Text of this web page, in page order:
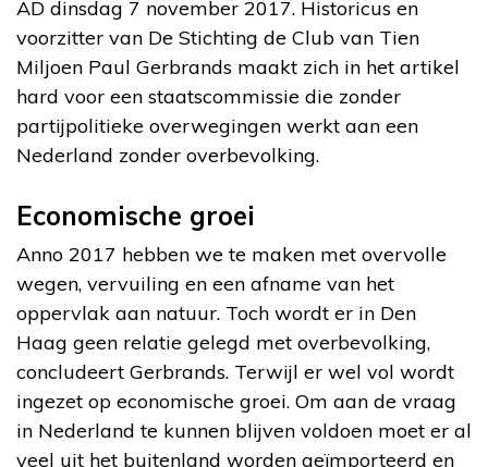
AD dinsdag 7 november 2017. Historicus en
voorzitter van De Stichting de Club van Tien
Miljoen Paul Gerbrands maakt zich in het artikel
hard voor een staatscommissie die zonder
partijpolitieke overwegingen werkt aan een
Nederland zonder overbevolking.
Economische groei
Anno 2017 hebben we te maken met overvolle
wegen, vervuiling en een afname van het
oppervlak aan natuur. Toch wordt er in Den
Haag geen relatie gelegd met overbevolking,
concludeert Gerbrands. Terwijl er wel vol wordt
ingezet op economische groei. Om aan de vraag
in Nederland te kunnen blijven voldoen moet er al
veel uit het buitenland worden geïmporteerd en